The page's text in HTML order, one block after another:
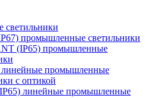
промышленные светильники
(IP65) промышленные
промышленные
с оптикой
линейные промышленные